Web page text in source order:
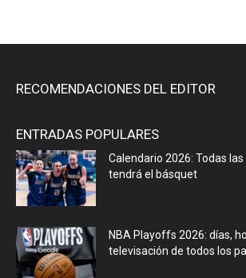
RECOMENDACIONES DEL EDITOR
ENTRADAS POPULARES
Calendario 2026: Todas
tendrá el básquet
NBA Playoffs 2026: días,
televisación de todos los